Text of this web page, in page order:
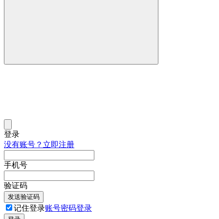
登录
没有账号？立即注册
手机号
验证码
发送验证码
记住登录账号密码登录